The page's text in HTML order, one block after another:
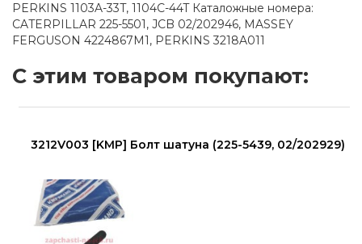
PERKINS 1103A-33T, 1104C-44T Каталожные номера:
CATERPILLAR 225-5501, JCB 02/202946, MASSEY
FERGUSON 4224867M1, PERKINS 3218A011
С этим товаром покупают:
3212V003 [KMP] Болт шатуна (225-5439, 02/202929)